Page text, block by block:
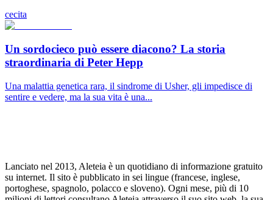
cecita
Un sordocieco può essere diacono? La storia
straordinaria di Peter Hepp
Una malattia genetica rara, il sindrome di Usher, gli impedisce di
sentire e vedere, ma la sua vita è una...
Lanciato nel 2013, Aleteia è un quotidiano di informazione gratuito
su internet. Il sito è pubblicato in sei lingue (francese, inglese,
portoghese, spagnolo, polacco e sloveno). Ogni mese, più di 10